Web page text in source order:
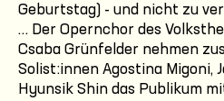
Geburtstag) - und nicht zu
… Der Opernchor des
Csaba Grünfelder nehmen
Solist:innen Agostina Migoni,
Hyunsik Shin das Publikum